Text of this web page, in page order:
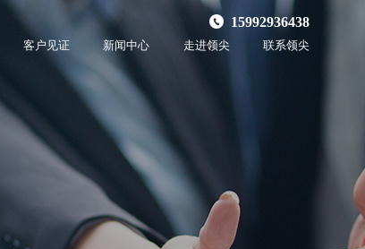
客户见证 新闻中心 走进领尖 联系领尖
15992936438